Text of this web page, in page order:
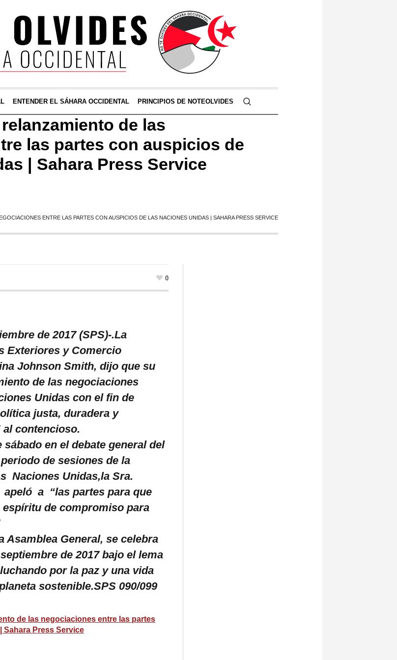
ENTENDER EL SÁHARA OCCIDENTAL PRINCIPIOS DE NOTEOLVIDES
de las
las partes con auspicios de
| Sahara Press Service
ENTRE LAS PARTES CON AUSPICIOS DE LAS NACIONES UNIDAS | SAHARA PRESS SERVICE
0
de 2017 (SPS)-.La
Exteriores y Comercio
Johnson Smith, dijo que su
de las negociaciones
Unidas con el fin de
justa, duradera y
al contencioso.
en el debate general del
de sesiones de la
Naciones Unidas,la Sra.
a “las partes para que
de compromiso para
Asamblea General, se celebra
de 2017 bajo el lema
por la paz y una vida
sostenible.SPS 090/099
de las negociaciones entre las partes
Press Service